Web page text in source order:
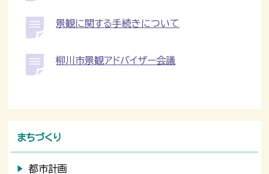
景観に関する手続きについて
柳川市景観アドバイザー会議
まちづくり
都市計画